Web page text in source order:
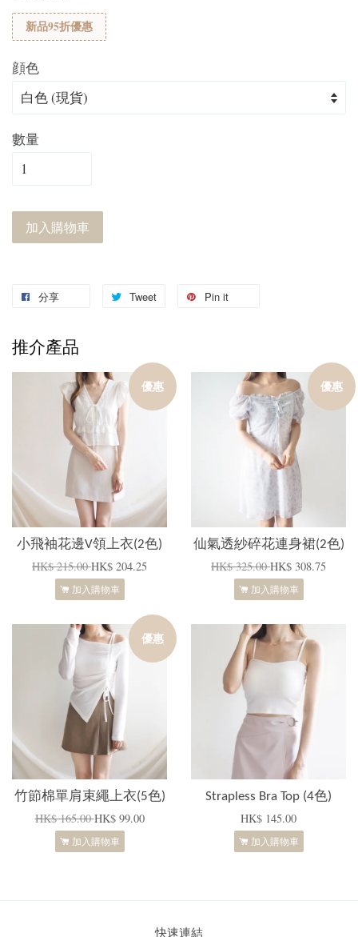
新品95折優惠
顔色
數量
加入購物車
分享 Tweet Pin it
推介產品
優惠
小飛袖花邊V領上衣(2色)
HK$ 215.00HK$ 204.25
加入購物車
優惠
仙氣透紗碎花連身裙(2色)
HK$ 325.00HK$ 308.75
加入購物車
優惠
竹節棉單肩束繩上衣(5色)
HK$ 165.00HK$ 99.00
加入購物車
Strapless Bra Top (4色)
HK$ 145.00
加入購物車
快速連結